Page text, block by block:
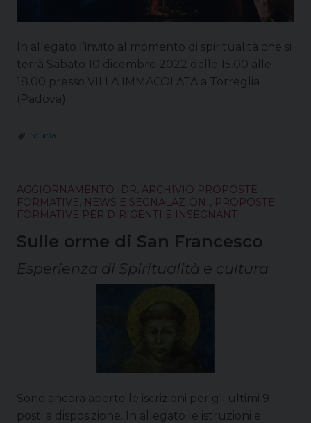
In allegato l’invito al momento di spiritualità che si
terrà Sabato 10 dicembre 2022 dalle 15.00 alle
18.00 presso VILLA IMMACOLATA a Torreglia
(Padova).
Scuola
AGGIORNAMENTO IDR ARCHIVIO PROPOSTE
FORMATIVE NEWS E SEGNALAZIONI
PROPOSTE
FORMATIVE PER DIRIGENTI E INSEGNANTI
Sulle orme di San Francesco
Esperienza di Spiritualità e cultura
Sono ancora aperte le iscrizioni per gli ultimi 9
posti a disposizione. In allegato le istruzioni e